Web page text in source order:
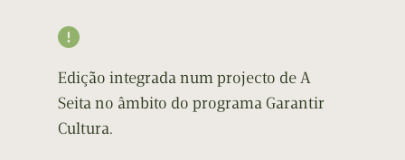

Edição integrada num projecto de A
Seita no âmbito do programa Garantir
Cultura.